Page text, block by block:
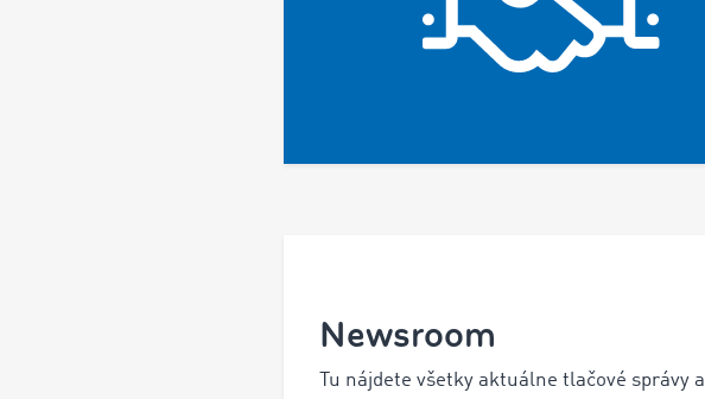
Newsroom
Tu nájdete všetky aktuálne tlačové správy a